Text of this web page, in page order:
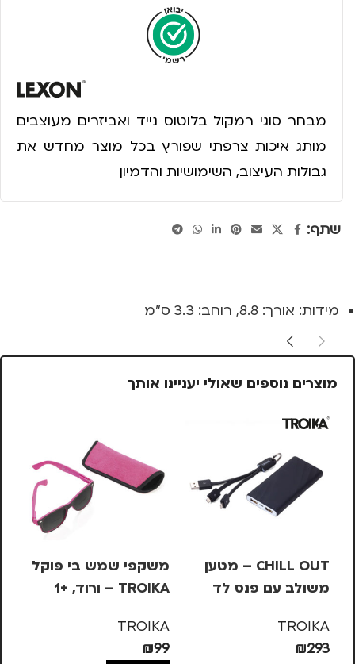
מבחר סוגי רמקול בלוטוס נייד ואביזרים מעוצבים
מותג איכות צרפתי שפורץ בכל מוצר מחדש את
גבולות העיצוב, השימושיות והדמיון
שתף:
מידות: אורך: 8.8, רוחב: 3.3 ס"מ
מוצרים נוספים שאולי יעניינו אותך
CHILL OUT – מטען
משולב עם פנס לד
TROIKA
₪293
משקפי שמש בי פוקל
TROIKA – ורוד, +1
TROIKA
₪99